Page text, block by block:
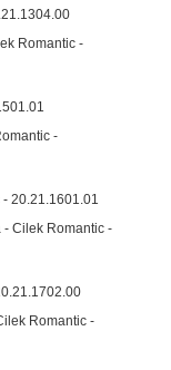
Romantic -
-
Cilek Romantic -
Romantic -